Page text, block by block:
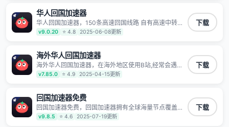
华人回国加速器
华人回国加速器，150条高速回国线路 自有高速中转节
点 无需注册 一键连接 提供高速线路 应用内直达视频音
乐app,快人一步 应用模式 App互不干扰 不间断的隐私保
止第三方对数据进行窃取和监听
v9.0.20 ⭐ 4.8 2025-06-08更新
下载
海外华人回国加速器
海外华人回国加速器，在海外地区使用B站,经常会遇到B
站地区版权限制/网络IP屏蔽,缓冲卡顿等问题,使用我们
的哔哩哔哩专用回国VPN,可加速解决各类网络问题,一键
服7*24小时服务。
v7.85.0 ⭐ 4.9 2025-04-15更新
下载
回国加速器免费
回国加速器免费，回国加速器拥有全球海量节点覆盖，
运营商专线不卡顿超稳定，专为海外华人和留学生打
造，帮助海外华人免除地域限制，随时高速稳定低延迟
v9.8.5 ⭐ 4.6 2025-07-19更新
下载